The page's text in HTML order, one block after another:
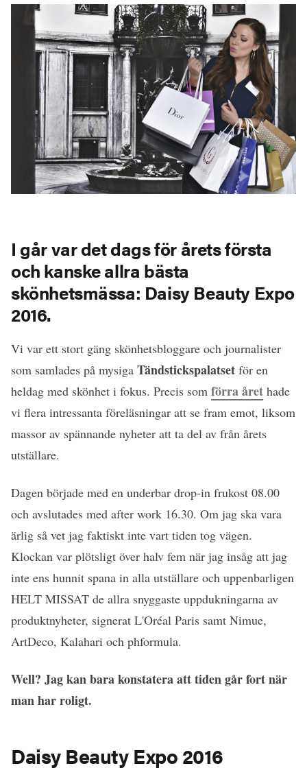
I går var det dags för årets första
och kanske allra bästa
skönhetsmässa: Daisy Beauty Expo
2016.
Vi var ett stort gäng skönhetsbloggare och journalister
som samlades på mysiga Tändstickspalatset för en
heldag med skönhet i fokus. Precis som förra året hade
vi flera intressanta föreläsningar att se fram emot, liksom
massor av spännande nyheter att ta del av från årets
utställare.
Dagen började med en underbar drop-in frukost 08.00
och avslutades med after work 16.30. Om jag ska vara
ärlig så vet jag faktiskt inte vart tiden tog vägen.
Klockan var plötsligt över halv fem när jag insåg att jag
inte ens hunnit spana in alla utställare och uppenbarligen
HELT MISSAT de allra snyggaste uppdukningarna av
produktnyheter, signerat L'Oréal Paris samt Nimue,
ArtDeco, Kalahari och phformula.
Well? Jag kan bara konstatera att tiden går fort när
man har roligt.
Daisy Beauty Expo 2016